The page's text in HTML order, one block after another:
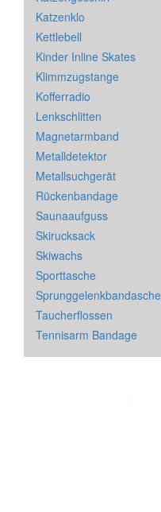
Katzenklo
Kettlebell
Kinder Inline Skates
Klimmzugstange
Kofferradio
Lenkschlitten
Magnetarmband
Metalldetektor
Metallsuchgerät
Rückenbandage
Saunaaufguss
Skirucksack
Skiwachs
Sporttasche
Sprunggelenkbandasche
Taucherflossen
Tennisarm Bandage